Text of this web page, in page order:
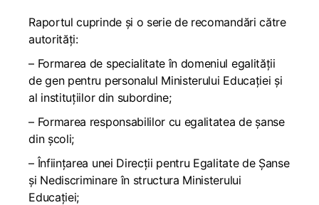
Raportul cuprinde și o serie de recomandări către
autorități:
– Formarea de specialitate în domeniul egalității
de gen pentru personalul Ministerului Educației și
al instituțiilor din subordine;
– Formarea responsabililor cu egalitatea de șanse
din școli;
– Înființarea unei Direcții pentru Egalitate de Șanse
și Nediscriminare în structura Ministerului
Educației;